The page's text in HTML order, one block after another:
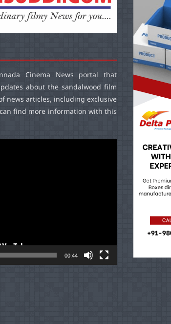
Cinema News portal that
about the sandalwood film
news articles, including exclusive
find more information with this
00:44